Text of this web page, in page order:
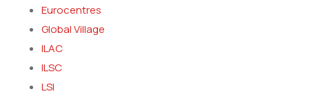
Eurocentres
Global Village
ILAC
ILSC
LSI